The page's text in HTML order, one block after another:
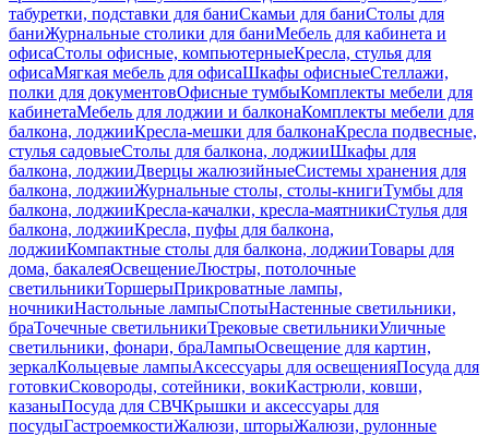
табуретки, подставки для баниСкамьи для баниСтолы для
баниЖурнальные столики для баниМебель для кабинета и
офисаСтолы офисные, компьютерныеКресла, стулья для
офисаМягкая мебель для офисаШкафы офисныеСтеллажи,
полки для документовОфисные тумбыКомплекты мебели для
кабинетаМебель для лоджии и балконаКомплекты мебели для
балкона, лоджииКресла-мешки для балконаКресла подвесные,
стулья садовыеСтолы для балкона, лоджииШкафы для
балкона, лоджииДверцы жалюзийныеСистемы хранения для
балкона, лоджииЖурнальные столы, столы-книгиТумбы для
балкона, лоджииКресла-качалки, кресла-маятникиСтулья для
балкона, лоджииКресла, пуфы для балкона,
лоджииКомпактные столы для балкона, лоджииТовары для
дома, бакалеяОсвещениеЛюстры, потолочные
светильникиТоршерыПрикроватные лампы,
ночникиНастольные лампыСпотыНастенные светильники,
браТочечные светильникиТрековые светильникиУличные
светильники, фонари, браЛампыОсвещение для картин,
зеркалКольцевые лампыАксессуары для освещенияПосуда для
готовкиСковороды, сотейники, вокиКастрюли, ковши,
казаныПосуда для СВЧКрышки и аксессуары для
посудыГастроемкостиЖалюзи, шторыЖалюзи, рулонные